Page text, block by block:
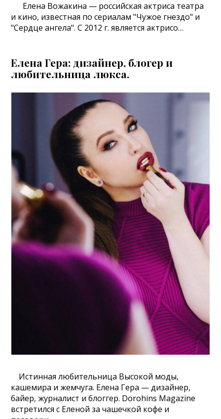
Елена Вожакина — российская актриса театра
и кино, известная по сериалам "Чужое гнездо" и
"Сердце ангела". С 2012 г. является актрисо…
Елена Гера: дизайнер, блогер и
любительница люкса.
Истинная любительница Высокой моды,
кашемира и жемчуга. Елена Гера — дизайнер,
байер, журналист и блоггер. Dorohins Magazine
встретился с Еленой за чашечкой кофе и